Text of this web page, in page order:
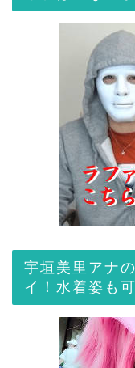
宇垣美里アナ
イ！水着姿も